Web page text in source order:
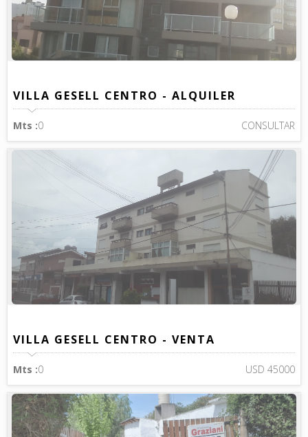
VILLA GESELL CENTRO - ALQUILER
Mts :0 CONSULTAR
VILLA GESELL CENTRO - VENTA
Mts :0 USD 45000